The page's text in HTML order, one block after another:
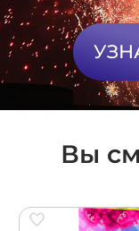
Вы